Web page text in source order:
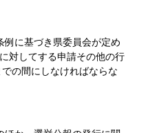
に基づき県委員会が定め
対してする申請その他の行
の間にしなければならな